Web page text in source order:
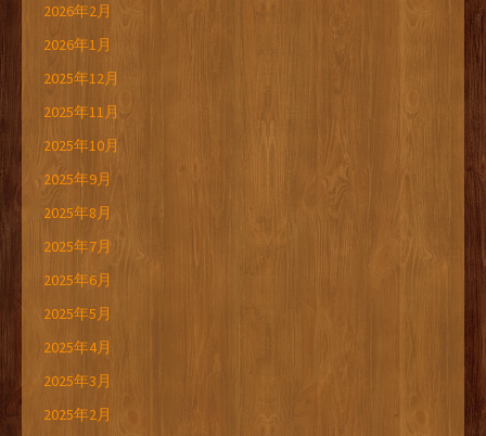
2026年2月
2026年1月
2025年12月
2025年11月
2025年10月
2025年9月
2025年8月
2025年7月
2025年6月
2025年5月
2025年4月
2025年3月
2025年2月